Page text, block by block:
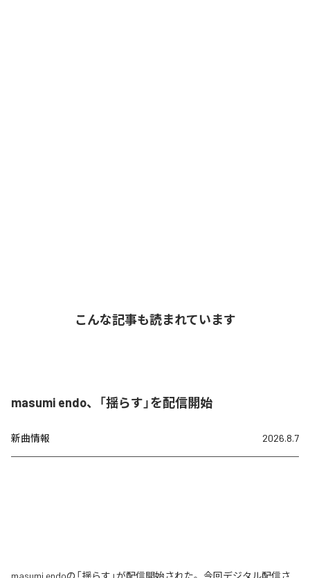
こんな記事も読まれています
masumi endo、「揺らす」を配信開始
新曲情報 2026.8.7